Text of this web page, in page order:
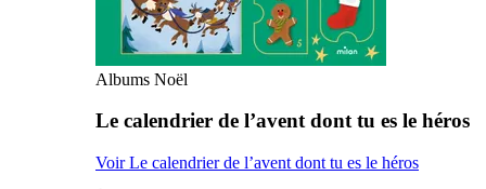
Albums Noël
Le calendrier de l’avent dont tu es le héros
Voir Le calendrier de l’avent dont tu es le héros